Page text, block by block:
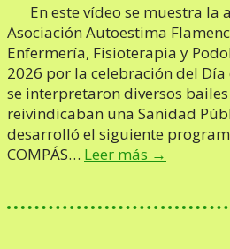
En este vídeo se muestra la
Asociación Autoestima
Enfermería, Fisioterapia y
2026 por la celebración del Día
se interpretaron diversos bailes
reivindicaban una Sanidad
desarrolló el siguiente
COMPÁS… Leer más →